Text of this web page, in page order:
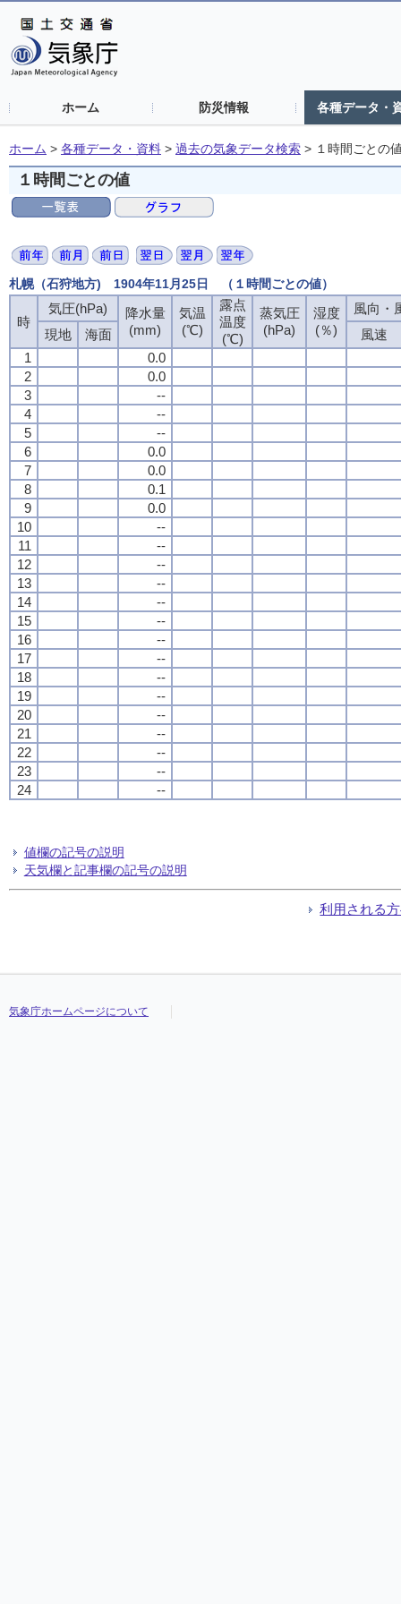
ホーム 防災情報 各種データ・
ホーム > 各種データ・資料 > 過去の気象データ検索 > １時間ごとの
１時間ごとの値
札幌（石狩地方) 1904年11月25日 （１時間ごとの値）
時
気圧(hPa)
降水量
(mm)
気温
(℃)
露点
温度
(℃)
蒸気圧
(hPa)
湿度
(％)
風向・
現地
海面
風速
1
0.0
2
0.0
3
--
4
--
5
--
6
0.0
7
0.0
8
0.1
9
0.0
10
--
11
--
12
--
13
--
14
--
15
--
16
--
17
--
18
--
19
--
20
--
21
--
22
--
23
--
24
--
値欄の記号の説明
天気欄と記事欄の記号の説明
利用される
気象庁ホームページについて